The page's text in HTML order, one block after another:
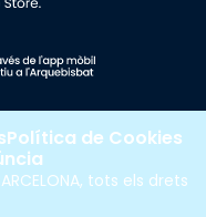
tots els drets
Política de Cookies